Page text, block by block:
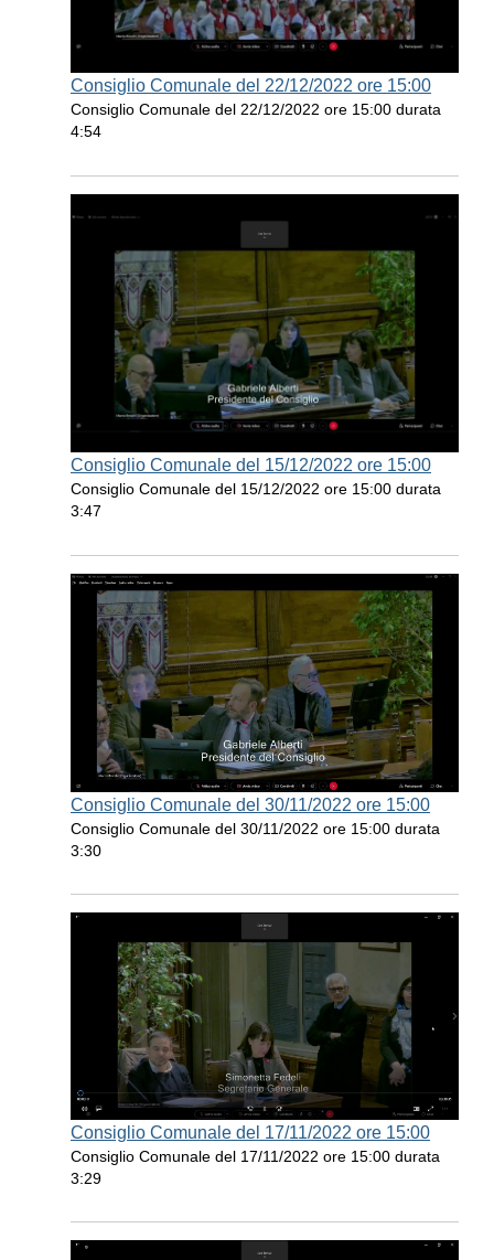
Consiglio Comunale del 22/12/2022 ore 15:00
Consiglio Comunale del 22/12/2022 ore 15:00 durata
4:54
Consiglio Comunale del 15/12/2022 ore 15:00
Consiglio Comunale del 15/12/2022 ore 15:00 durata
3:47
Consiglio Comunale del 30/11/2022 ore 15:00
Consiglio Comunale del 30/11/2022 ore 15:00 durata
3:30
Consiglio Comunale del 17/11/2022 ore 15:00
Consiglio Comunale del 17/11/2022 ore 15:00 durata
3:29